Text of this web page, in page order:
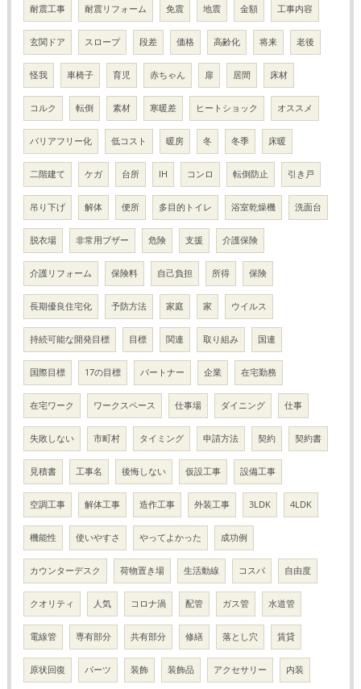
耐震工事 耐震リフォーム 免震 地震 金額 工事内容
玄関ドア スロープ 段差 価格 高齢化 将来 老後
怪我 車椅子 育児 赤ちゃん 扉 居間 床材
コルク 転倒 素材 寒暖差 ヒートショック オススメ
バリアフリー化 低コスト 暖房 冬 冬季 床暖
二階建て ケガ 台所 IH コンロ 転倒防止 引き戸
吊り下げ 解体 便所 多目的トイレ 浴室乾燥機 洗面台
脱衣場 非常用ブザー 危険 支援 介護保険
介護リフォーム 保険料 自己負担 所得 保険
長期優良住宅化 予防方法 家庭 家 ウイルス
持続可能な開発目標 目標 関連 取り組み 国連
国際目標 17の目標 パートナー 企業 在宅勤務
在宅ワーク ワークスペース 仕事場 ダイニング 仕事
失敗しない 市町村 タイミング 申請方法 契約 契約書
見積書 工事名 後悔しない 仮設工事 設備工事
空調工事 解体工事 造作工事 外装工事 3LDK 4LDK
機能性 使いやすさ やってよかった 成功例
カウンターデスク 荷物置き場 生活動線 コスパ 自由度
クオリティ 人気 コロナ渦 配管 ガス管 水道管
電線管 専有部分 共有部分 修繕 落とし穴 賃貸
原状回復 パーツ 装飾 装飾品 アクセサリー 内装